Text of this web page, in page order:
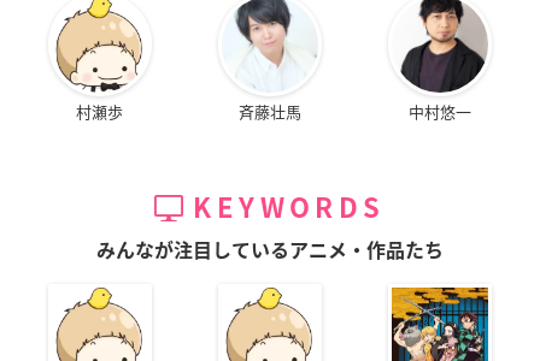
村瀬歩 斉藤壮馬 中村悠一
KEYWORDS
みんなが注目しているアニメ・作品たち